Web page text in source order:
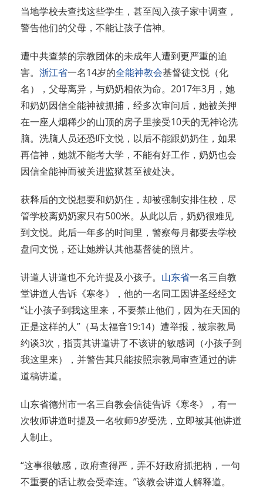
当地学校去查找这些学生，甚至闯入孩子家中调查，
警告他们的父母，不能让孩子信神。
遭中共查禁的宗教团体的未成年人遭到更严重的迫
害。 浙江省一名14岁的全能神教会基督徒文悦（化
名），父母离异，与奶奶相依为命。2017年3月，她
和奶奶因信全能神被抓捕，经多次审问后，她被关押
在一座人烟稀少的山顶的房子里接受10天的无神论洗
脑。洗脑人员还恐吓文悦，以后不能跟奶奶住，如果
再信神，她就不能考大学，不能有好工作，奶奶也会
因信全能神而被关进监狱甚至被处决。
获释后的文悦想要和奶奶住，却被强制安排住校，尽
管学校离奶奶家只有500米。从此以后，奶奶很难见
到文悦。此后一年多的时间里，警察每月都要去学校
盘问文悦，还让她辨认其他基督徒的照片。
讲道人讲道也不允许提及小孩子。 山东省一名三自教
堂讲道人告诉《寒冬》，他的一名同工因讲圣经经文
“让小孩子到我这里来，不要禁止他们，因为在天国的
正是这样的人”（马太福音19:14）遭举报，被宗教局
约谈3次，指责其讲道讲了不该讲的敏感词（小孩子到
我这里来），并警告其只能按照宗教局审查通过的讲
道稿讲道。
山东省德州市一名三自教会信徒告诉《寒冬》，有一
次牧师讲道时提及一名牧师9岁受洗，立即被其他讲道
人制止。
“这事很敏感，政府查得严，弄不好政府抓把柄，一句
不重要的话让教会受牵连。”该教会讲道人解释道。